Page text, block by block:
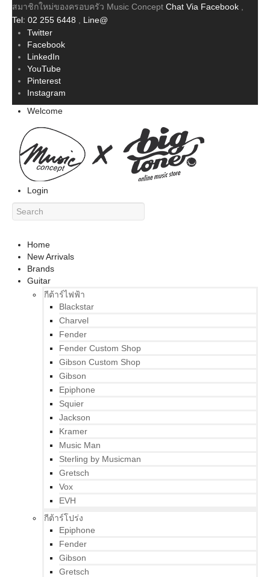
สมาชิกใหม่ของครอบครัว Music Concept Chat Via Facebook
Tel: 02 255 6448
Line@
Twitter
Facebook
LinkedIn
YouTube
Pinterest
Instagram
Welcome
Login
Home
New Arrivals
Brands
Guitar
กีต้าร์ไฟฟ้า
Blackstar
Charvel
Fender
Fender Custom Shop
Gibson Custom Shop
Gibson
Epiphone
Squier
Jackson
Kramer
Music Man
Sterling by Musicman
Gretsch
Vox
EVH
กีต้าร์โปร่ง
Epiphone
Fender
Gibson
Gretsch